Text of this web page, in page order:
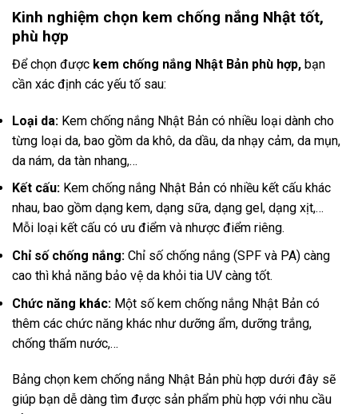
Kinh nghiệm chọn kem chống nắng Nhật tốt,
phù hợp
Để chọn được kem chống nắng Nhật Bản phù hợp, bạn
cần xác định các yếu tố sau:
Loại da: Kem chống nắng Nhật Bản có nhiều loại dành cho
từng loại da, bao gồm da khô, da dầu, da nhạy cảm, da mụn,
da nám, da tàn nhang,…
Kết cấu: Kem chống nắng Nhật Bản có nhiều kết cấu khác
nhau, bao gồm dạng kem, dạng sữa, dạng gel, dạng xịt,…
Mỗi loại kết cấu có ưu điểm và nhược điểm riêng.
Chỉ số chống nắng: Chỉ số chống nắng (SPF và PA) càng
cao thì khả năng bảo vệ da khỏi tia UV càng tốt.
Chức năng khác: Một số kem chống nắng Nhật Bản có
thêm các chức năng khác như dưỡng ẩm, dưỡng trắng,
chống thấm nước,…
Bảng chọn kem chống nắng Nhật Bản phù hợp dưới đây sẽ
giúp bạn dễ dàng tìm được sản phẩm phù hợp với nhu cầu